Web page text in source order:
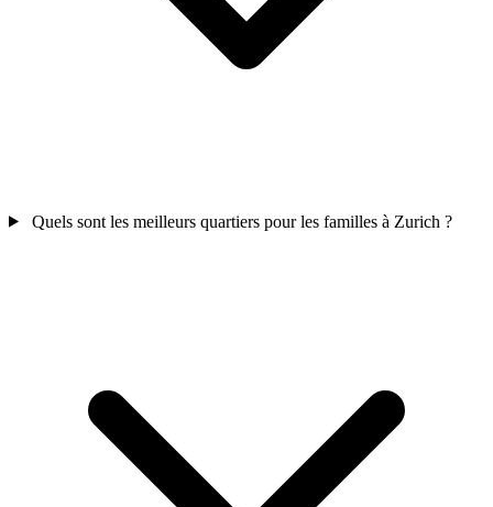
Quels sont les meilleurs quartiers pour les familles à Zurich ?